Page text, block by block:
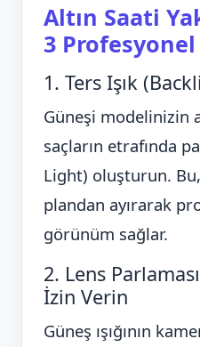
Altın Saati
3
1. Ters Işık
Güneşi modelinizin
saçların etrafında
Light) oluşturun.
plandan ayırarak
görünüm sağlar.
2. Lens
İzin Verin
Güneş ışığının